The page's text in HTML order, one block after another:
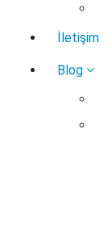
İletişim
Blog